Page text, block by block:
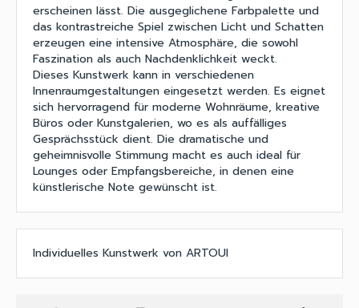
erscheinen lässt. Die ausgeglichene Farbpalette und
das kontrastreiche Spiel zwischen Licht und Schatten
erzeugen eine intensive Atmosphäre, die sowohl
Faszination als auch Nachdenklichkeit weckt.
Dieses Kunstwerk kann in verschiedenen
Innenraumgestaltungen eingesetzt werden. Es eignet
sich hervorragend für moderne Wohnräume, kreative
Büros oder Kunstgalerien, wo es als auffälliges
Gesprächsstück dient. Die dramatische und
geheimnisvolle Stimmung macht es auch ideal für
Lounges oder Empfangsbereiche, in denen eine
künstlerische Note gewünscht ist.
Individuelles Kunstwerk von ARTOUI